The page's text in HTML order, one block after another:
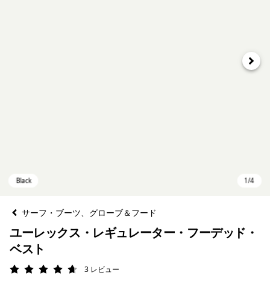
次へ
サーフ・ブーツ、グローブ＆フード
ユーレックス・レギュレーター・フーデッド・
ベスト
評価: 4.7 / 5
3 レビュー